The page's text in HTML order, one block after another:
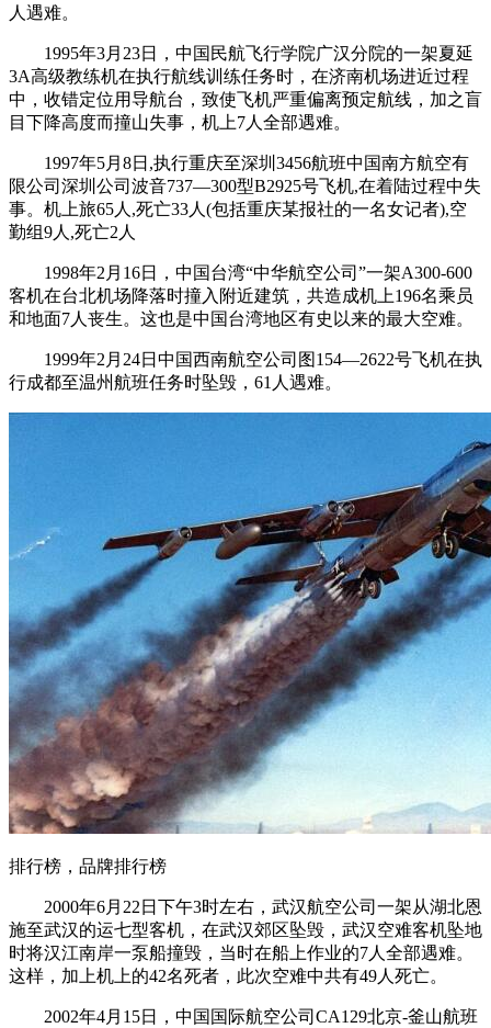
人遇难。
1995年3月23日，中国民航飞行学院广汉分院的一架夏延
3A高级教练机在执行航线训练任务时，在济南机场进近过程
中，收错定位用导航台，致使飞机严重偏离预定航线，加之盲
目下降高度而撞山失事，机上7人全部遇难。
1997年5月8日,执行重庆至深圳3456航班中国南方航空有
限公司深圳公司波音737—300型B2925号飞机,在着陆过程中失
事。机上旅65人,死亡33人(包括重庆某报社的一名女记者),空
勤组9人,死亡2人
1998年2月16日，中国台湾“中华航空公司”一架A300-600
客机在台北机场降落时撞入附近建筑，共造成机上196名乘员
和地面7人丧生。这也是中国台湾地区有史以来的最大空难。
1999年2月24日中国西南航空公司图154—2622号飞机在执
行成都至温州航班任务时坠毁，61人遇难。
排行榜，品牌排行榜
2000年6月22日下午3时左右，武汉航空公司一架从湖北恩
施至武汉的运七型客机，在武汉郊区坠毁，武汉空难客机坠地
时将汉江南岸一泵船撞毁，当时在船上作业的7人全部遇难。
这样，加上机上的42名死者，此次空难中共有49人死亡。
2002年4月15日，中国国际航空公司CA129北京-釜山航班